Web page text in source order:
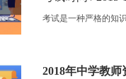
考试是一种严格的知
2018年中学教师